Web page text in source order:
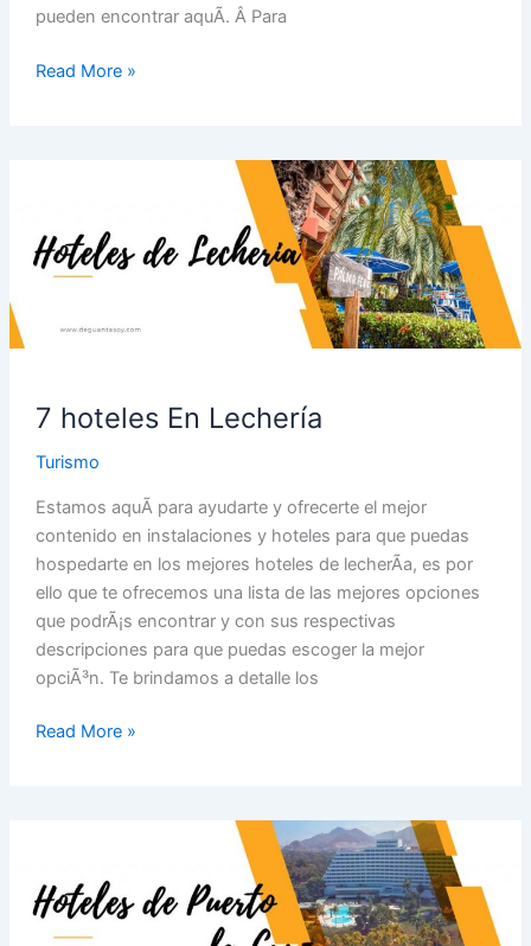
pueden encontrar aquÃ­. Â Para
Read More »
7 hoteles En Lecherí­a
Turismo
Estamos aquÃ­ para ayudarte y ofrecerte el mejor
contenido en instalaciones y hoteles para que puedas
hospedarte en los mejores hoteles de lecherÃ­a, es por
ello que te ofrecemos una lista de las mejores opciones
que podrÃ¡s encontrar y con sus respectivas
descripciones para que puedas escoger la mejor
opciÃ³n. Te brindamos a detalle los
Lecherí­
Read More »
más
importantes